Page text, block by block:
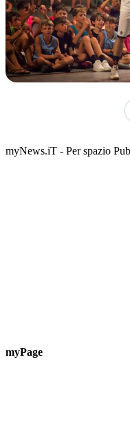
Classic Contest 3vs3
📅 6 Agosto 2026 · 09:00 · 📍
myNews.iT - Per spazio
myPage